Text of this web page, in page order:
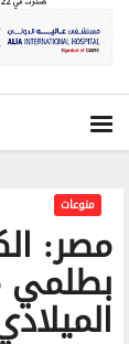
مصر:
بطلمي
منوعات